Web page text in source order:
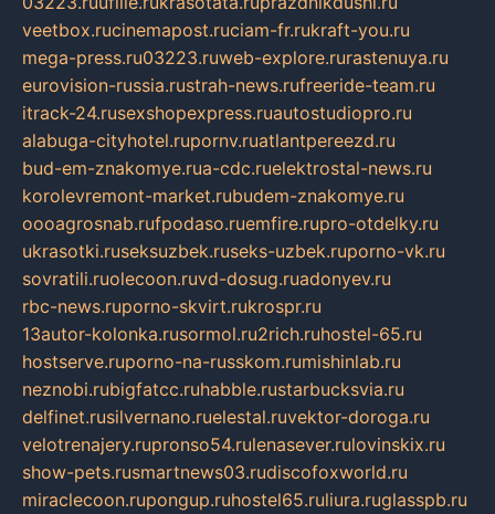
veetbox.rucinemapost.ruciam-fr.rukraft-you.ru
mega-press.ru03223.ruweb-explore.rurastenuya.ru
eurovision-russia.rustrah-news.rufreeride-team.ru
itrack-24.rusexshopexpress.ruautostudiopro.ru
alabuga-cityhotel.rupornv.ruatlantpereezd.ru
bud-em-znakomye.rua-cdc.ruelektrostal-news.ru
korolevremont-market.rubudem-znakomye.ru
oooagrosnab.rufpodaso.ruemfire.rupro-otdelky.ru
ukrasotki.ruseksuzbek.ruseks-uzbek.ruporno-vk.ru
sovratili.ruolecoon.ruvd-dosug.ruadonyev.ru
rbc-news.ruporno-skvirt.rukrospr.ru
13autor-kolonka.rusormol.ru2rich.ruhostel-65.ru
hostserve.ruporno-na-russkom.rumishinlab.ru
neznobi.rubigfatcc.ruhabble.rustarbucksvia.ru
delfinet.rusilvernano.ruelestal.ruvektor-doroga.ru
velotrenajery.rupronso54.rulenasever.rulovinskix.ru
show-pets.rusmartnews03.rudiscofoxworld.ru
miraclecoon.rupongup.ruhostel65.ruliura.ruglasspb.ru